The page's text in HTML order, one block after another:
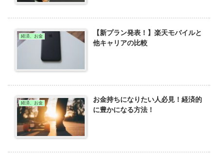
経済、お金
【新プラン発表！】楽天モバイルと
他キャリアの比較
経済、お金
お金持ちになりたい人必見！経済的
に豊かになる方法！